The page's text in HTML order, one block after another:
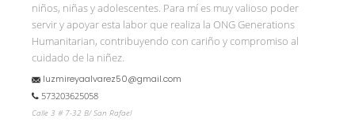
niños, niñas y adolescentes. Para mí es muy valioso poder
servir y apoyar esta labor que realiza la ONG Generations
Humanitarian, contribuyendo con cariño y compromiso al
cuidado de la niñez.
luzmireyaalvarez50@gmail.com
573203625058
Calle 3 # 7-32 B/ San Rafael